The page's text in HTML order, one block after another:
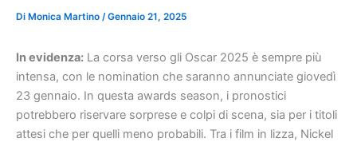
Di Monica Martino /Gennaio 21, 2025
In evidenza: La corsa verso gli Oscar 2025 è sempre più
intensa, con le nomination che saranno annunciate giovedì
23 gennaio. In questa awards season, i pronostici
potrebbero riservare sorprese e colpi di scena, sia per i titoli
attesi che per quelli meno probabili. Tra i film in lizza, Nickel